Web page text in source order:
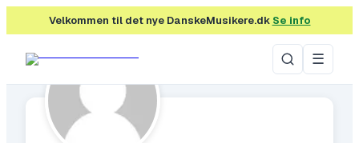
Velkommen til det nye DanskeMusikere.dk Se info
☰